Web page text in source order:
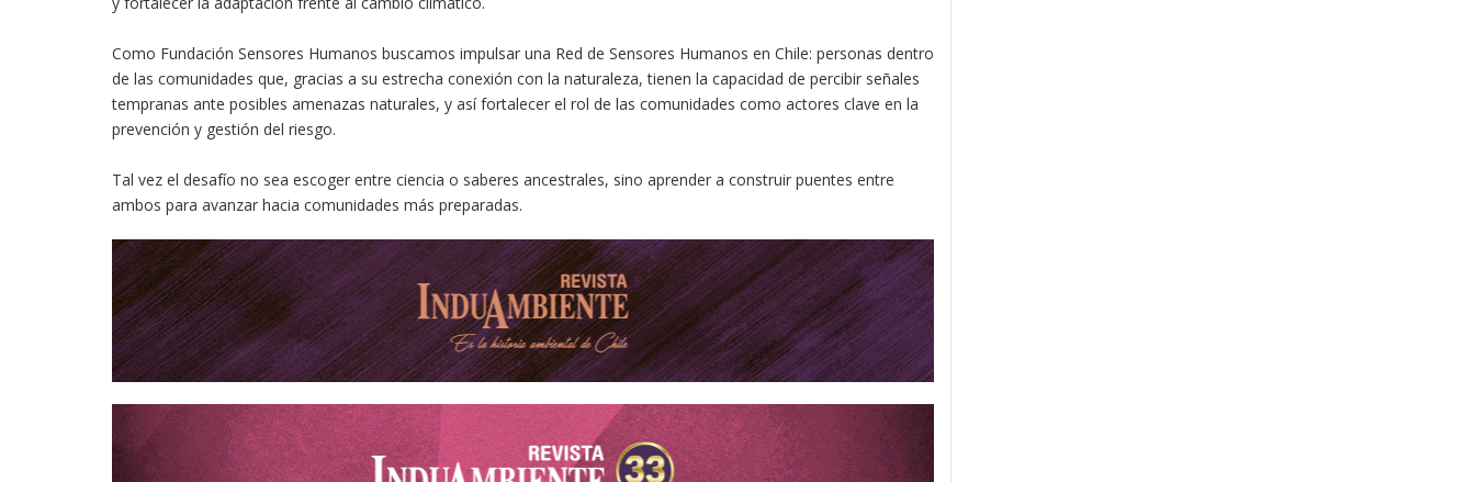
Como Fundación Sensores Humanos buscamos impulsar una Red de Sensores Humanos en Chile: personas dentro
de las comunidades que, gracias a su estrecha conexión con la naturaleza, tienen la capacidad de percibir señales
tempranas ante posibles amenazas naturales, y así fortalecer el rol de las comunidades como actores clave en la
prevención y gestión del riesgo.
Tal vez el desafío no sea escoger entre ciencia o saberes ancestrales, sino aprender a construir puentes entre
ambos para avanzar hacia comunidades más preparadas.